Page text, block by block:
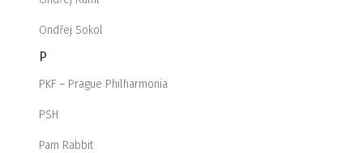
Ondřej Sokol
P
PKF – Prague Philharmonia
PSH
Pam Rabbit